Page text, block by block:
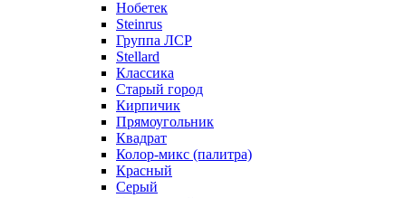
Нобетек
Steinrus
Группа ЛСР
Stellard
Классика
Старый город
Кирпичик
Прямоугольник
Квадрат
Колор-микс (палитра)
Красный
Серый